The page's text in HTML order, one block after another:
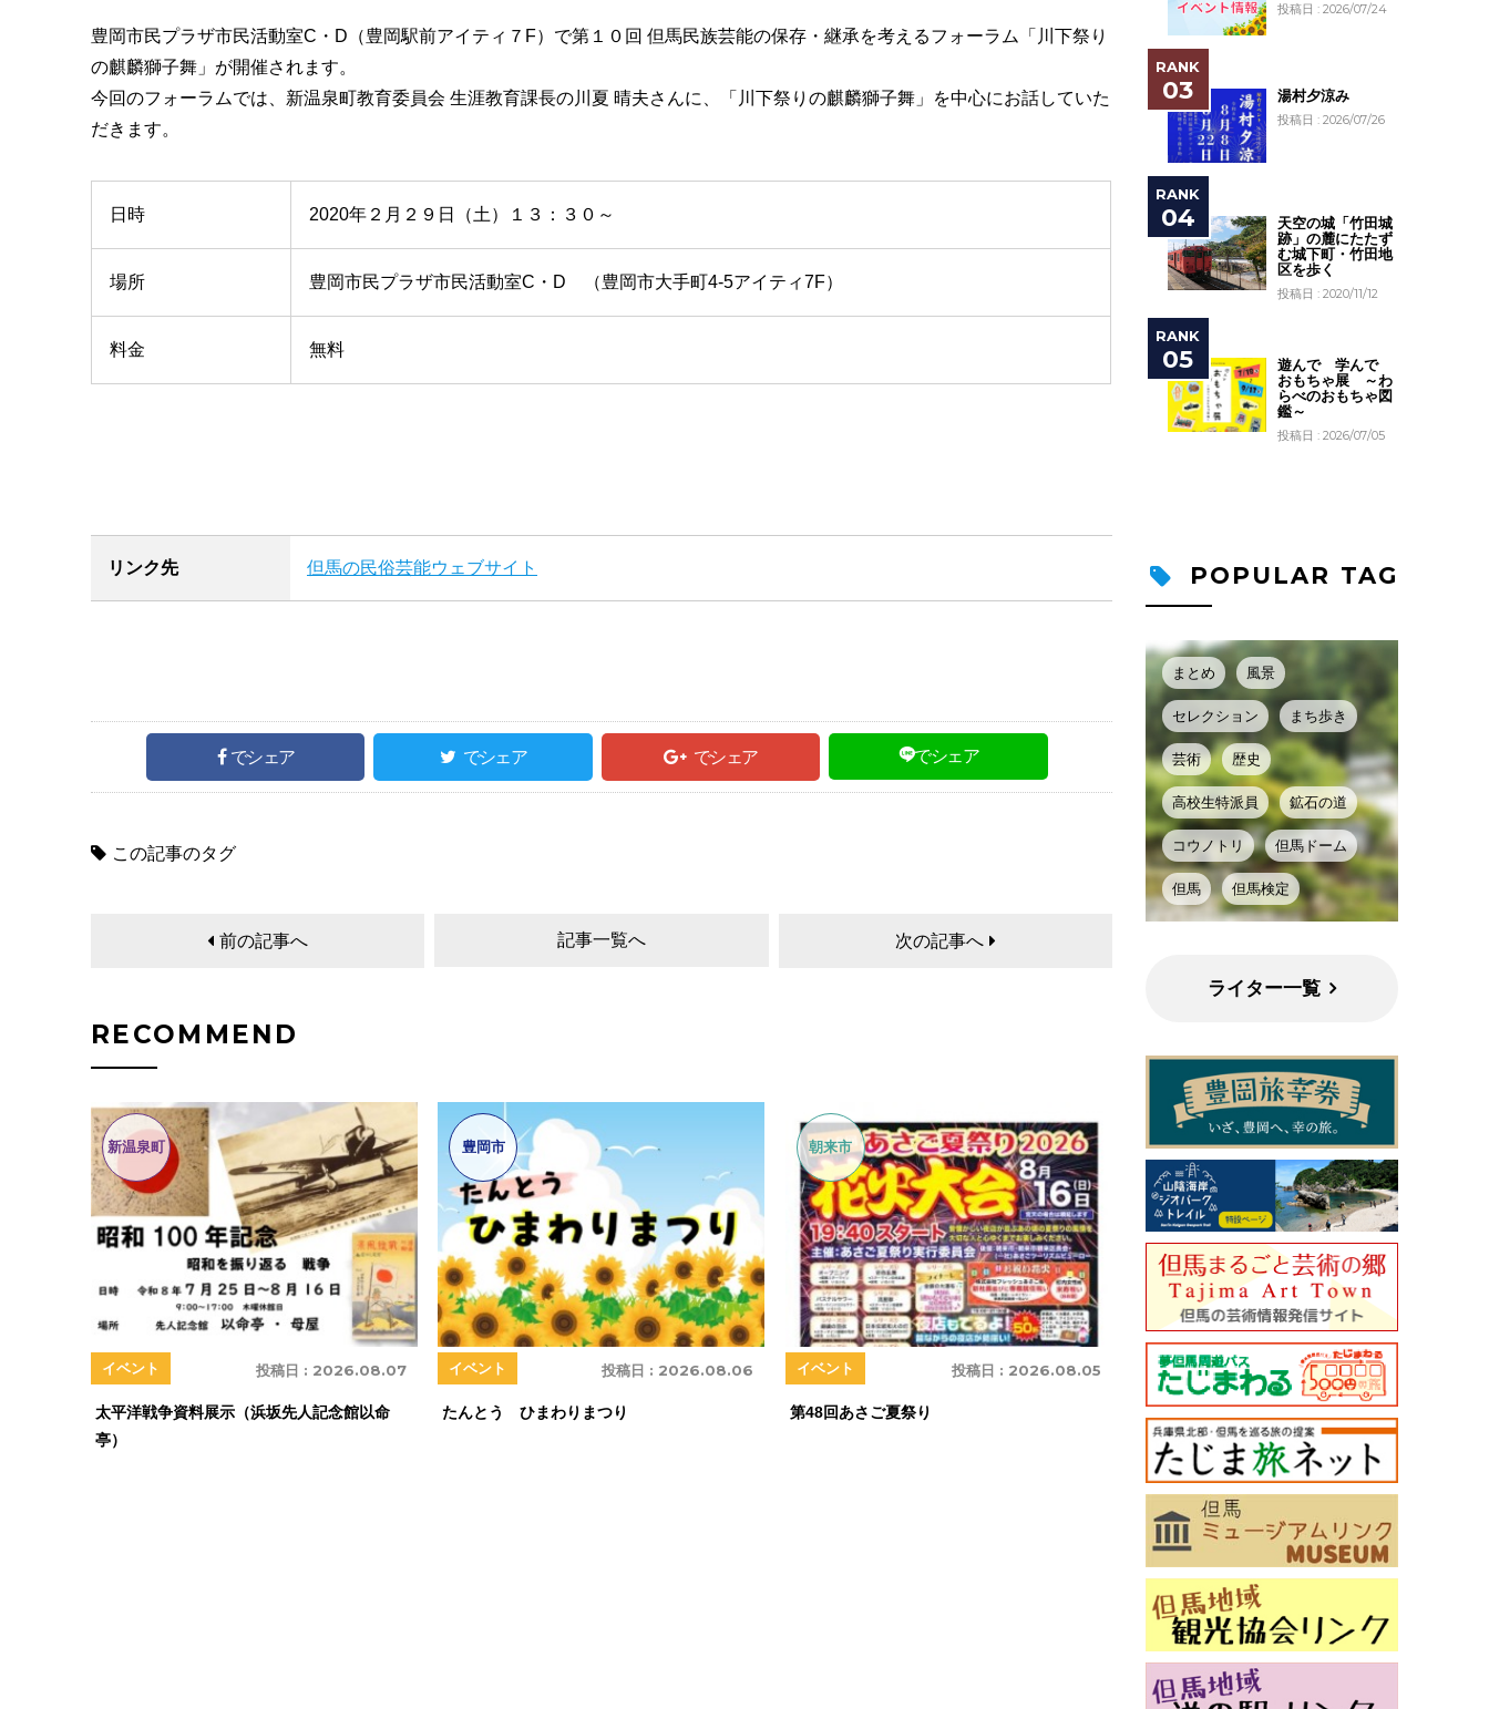
豊岡市民プラザ市民活動室C・D（豊岡駅前アイティ７F）で第１０回 但馬民族芸能の保存・継承を考えるフォーラム「川下祭り
の麒麟獅子舞」が開催されます。
今回のフォーラムでは、新温泉町教育委員会 生涯教育課長の川夏 晴夫さんに、「川下祭りの麒麟獅子舞」を中心にお話していた
だきます。
日時 2020年２月２９日（土）１３：３０～
場所 豊岡市民プラザ市民活動室C・D （豊岡市大手町4-5アイティ7F）
料金 無料
リンク先 但馬の民俗芸能ウェブサイト
でシェア でシェア でシェア でシェア
この記事のタグ
前の記事へ 記事一覧へ 次の記事へ
RECOMMEND
新温泉町
投稿日 : 2026.08.07
イベント
太平洋戦争資料展示（浜坂先人記念館以命
亭）
豊岡市
投稿日 : 2026.08.06
イベント
たんとう ひまわりまつり
朝来市
投稿日 : 2026.08.05
イベント
第48回あさご夏祭り
投稿日 : 2026/07/24
湯村夕涼み
投稿日 : 2026/07/26
天空の城「竹田城
跡」の麓にたたず
む城下町・竹田地
区を歩く
投稿日 : 2020/11/12
遊んで 学んで
おもちゃ展 ～わ
らべのおもちゃ図
鑑～
投稿日 : 2026/07/05
POPULAR TAG
まとめ 風景
セレクション まち歩き
芸術 歴史
高校生特派員 鉱石の道
コウノトリ 但馬ドーム
但馬 但馬検定
ライター一覧